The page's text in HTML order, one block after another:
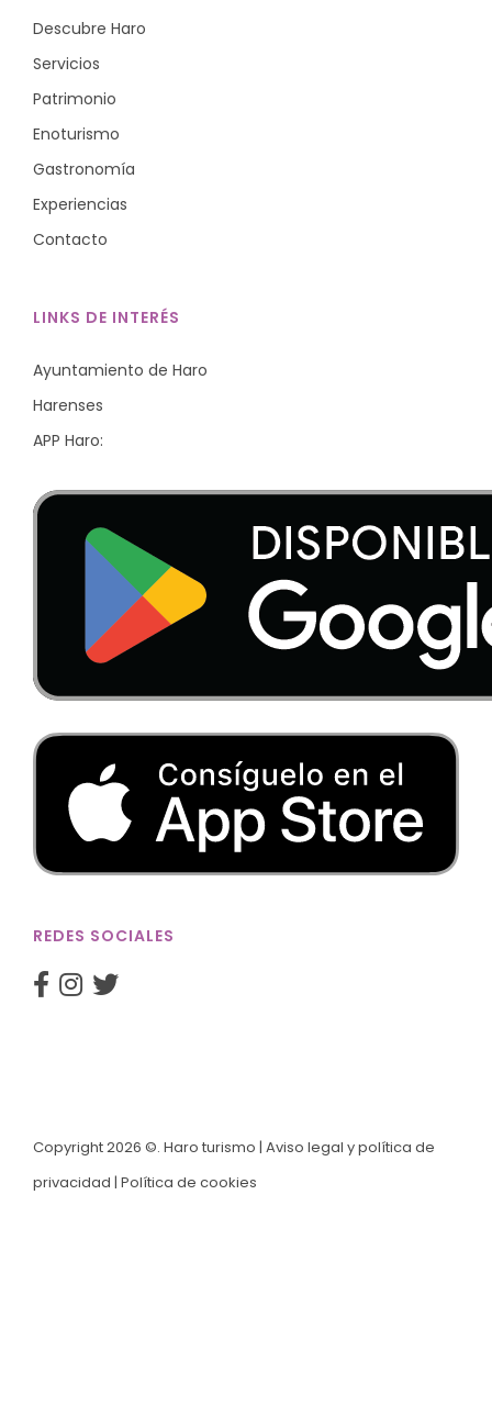
Descubre Haro
Servicios
Patrimonio
Enoturismo
Gastronomía
Experiencias
Contacto
LINKS DE INTERÉS
Ayuntamiento de Haro
Harenses
APP Haro:
REDES SOCIALES
Copyright 2026 ©. Haro turismo | Aviso legal y política de
privacidad | Política de cookies